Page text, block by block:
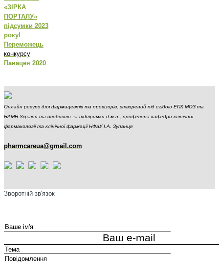
«ЗІРКА
ПОРТАЛУ»
підсумки 2023
року!
Переможець
конкурсу
Панацея 2020
Онлайн ресурс для фармацевтів та провізорів, створений під егідою ЕПК МОЗ та
НАМН України та особисто за підтримки д.м.н., професора кафедри клінічної
фармакології та клінічної фармації НФаУ І.А. Зупанця
pharmcareua@gmail.com
Зворотній зв'язок